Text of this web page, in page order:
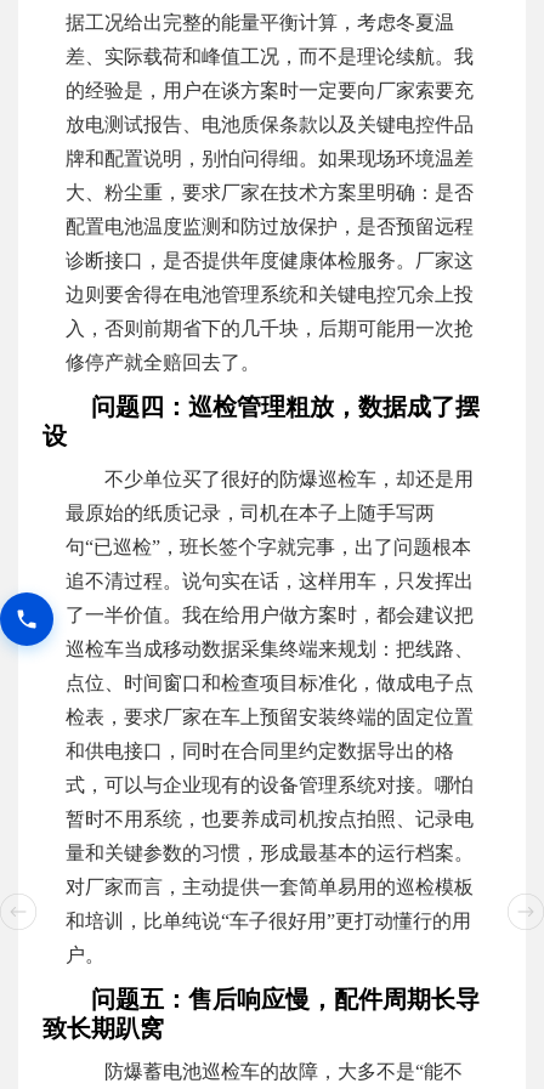
据工况给出完整的能量平衡计算，考虑冬夏温
差、实际载荷和峰值工况，而不是理论续航。我
的经验是，用户在谈方案时一定要向厂家索要充
放电测试报告、电池质保条款以及关键电控件品
牌和配置说明，别怕问得细。如果现场环境温差
大、粉尘重，要求厂家在技术方案里明确：是否
配置电池温度监测和防过放保护，是否预留远程
诊断接口，是否提供年度健康体检服务。厂家这
边则要舍得在电池管理系统和关键电控冗余上投
入，否则前期省下的几千块，后期可能用一次抢
修停产就全赔回去了。
问题四：巡检管理粗放，数据成了摆
设
不少单位买了很好的防爆巡检车，却还是用
最原始的纸质记录，司机在本子上随手写两
句“已巡检”，班长签个字就完事，出了问题根本
追不清过程。说句实在话，这样用车，只发挥出
了一半价值。我在给用户做方案时，都会建议把
巡检车当成移动数据采集终端来规划：把线路、
点位、时间窗口和检查项目标准化，做成电子点
检表，要求厂家在车上预留安装终端的固定位置
和供电接口，同时在合同里约定数据导出的格
式，可以与企业现有的设备管理系统对接。哪怕
暂时不用系统，也要养成司机按点拍照、记录电
量和关键参数的习惯，形成最基本的运行档案。
对厂家而言，主动提供一套简单易用的巡检模板
和培训，比单纯说“车子很好用”更打动懂行的用
户。
问题五：售后响应慢，配件周期长导
致长期趴窝
防爆蓄电池巡检车的故障，大多不是“能不